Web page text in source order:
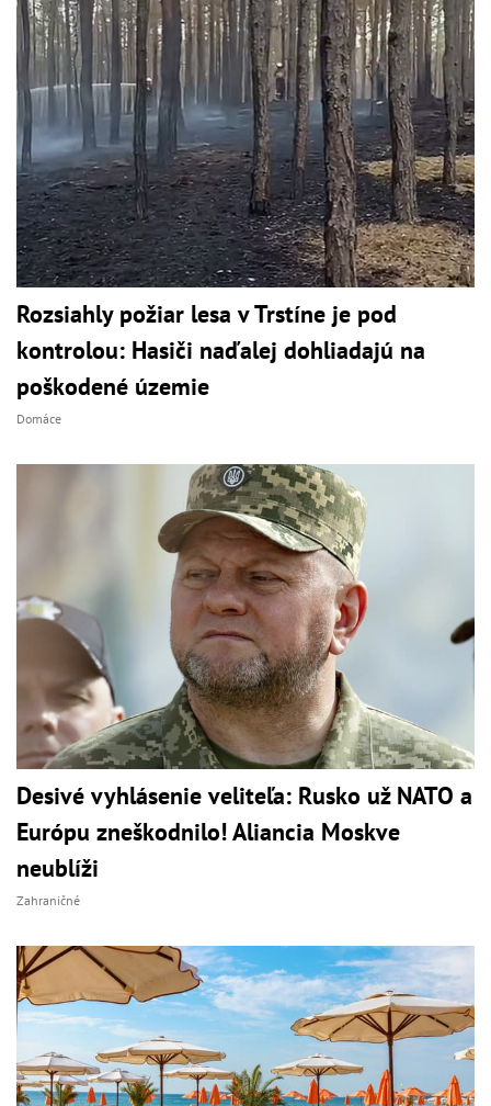
Rozsiahly požiar lesa v Trstíne je pod
kontrolou: Hasiči naďalej dohliadajú na
poškodené územie
Domáce
Desivé vyhlásenie veliteľa: Rusko už NATO a
Európu zneškodnilo! Aliancia Moskve
neublíži
Zahraničné